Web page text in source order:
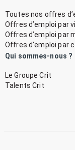
Toutes nos offres
Offres d’emploi par
Offres d’emploi par
Offres d’emploi par
Qui sommes-nous ?
Le Groupe Crit
Talents Crit